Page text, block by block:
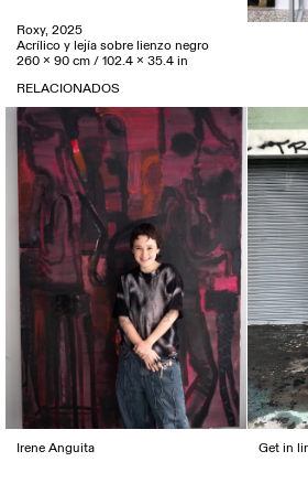
Roxy, 2025
Acrílico y lejía sobre lienzo negro
260 x 90 cm / 102.4 x 35.4 in
RELACIONADOS
Irene Anguita Get in